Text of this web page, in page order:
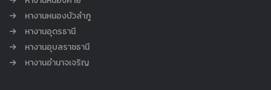
หางานหนองบัวลำภู
หางานอุดรธานี
หางานอุบลราชธานี
หางานอำนาจเจริญ